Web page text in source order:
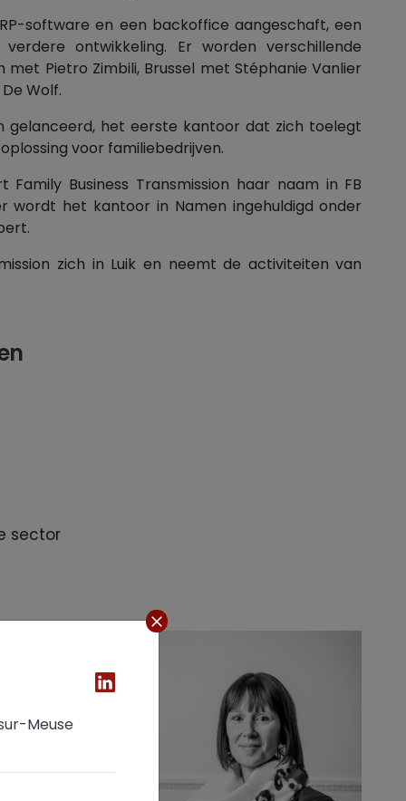
software en een backoffice aangeschaft, een
ontwikkeling. Er worden verschillende
Pietro Zimbili, Brussel met Stéphanie Vanlier
Wolf.
gelanceerd, het eerste kantoor dat zich toelegt
voor familiebedrijven.
Business Transmission haar naam in FB
wordt het kantoor in Namen ingehuldigd onder
zich in Luik en neemt de activiteiten van
sector
Meuse